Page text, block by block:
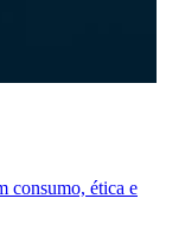
consumo, ética e